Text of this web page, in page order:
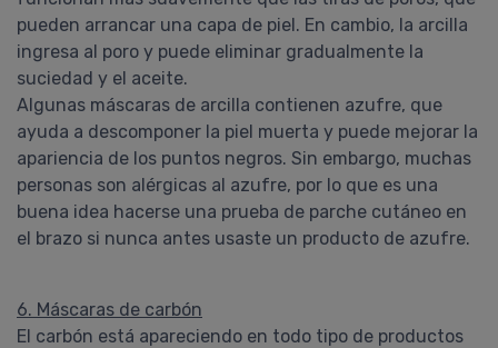
pueden arrancar una capa de piel. En cambio, la arcilla
ingresa al poro y puede eliminar gradualmente la
suciedad y el aceite.
Algunas máscaras de arcilla contienen azufre, que
ayuda a descomponer la piel muerta y puede mejorar la
apariencia de los puntos negros. Sin embargo, muchas
personas son alérgicas al azufre, por lo que es una
buena idea hacerse una prueba de parche cutáneo en
el brazo si nunca antes usaste un producto de azufre.
6. Máscaras de carbón
El carbón está apareciendo en todo tipo de productos